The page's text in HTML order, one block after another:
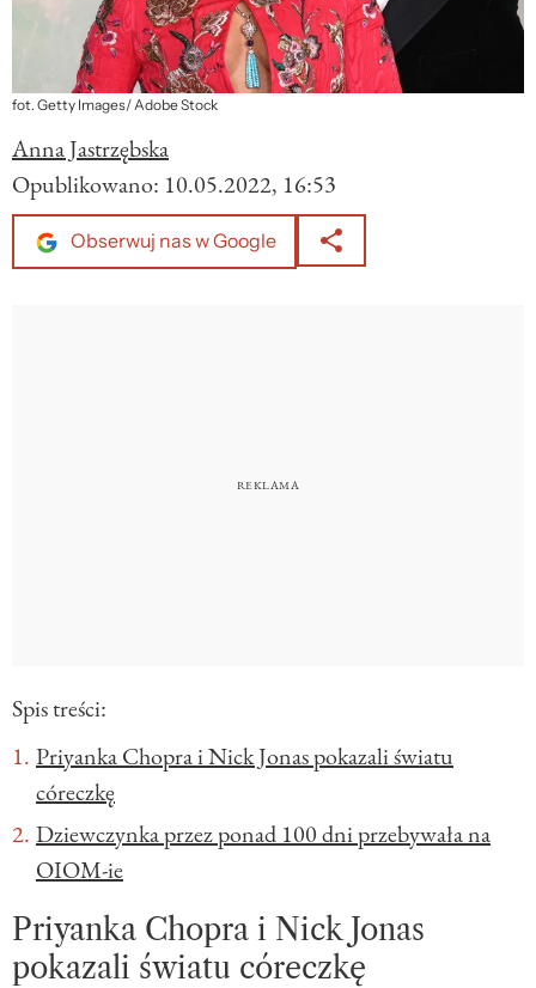
fot. Getty Images/ Adobe Stock
Anna Jastrzębska
Opublikowano: 10.05.2022, 16:53
Obserwuj nas w Google
Spis treści:
Priyanka Chopra i Nick Jonas pokazali światu
córeczkę
Dziewczynka przez ponad 100 dni przebywała na
OIOM-ie
Priyanka Chopra i Nick Jonas
pokazali światu córeczkę